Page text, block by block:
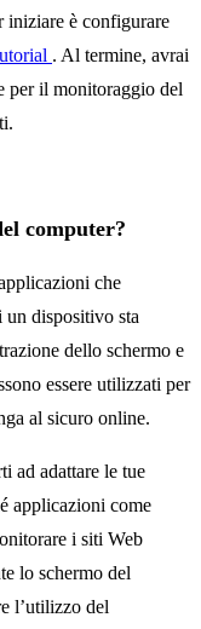
iniziare è configurare
. Al termine, avrai
per il monitoraggio del
computer?
che
un dispositivo sta
dello schermo e
essere utilizzati per
al sicuro online.
ad adattare le tue
applicazioni come
i siti Web
lo schermo del
l’utilizzo del